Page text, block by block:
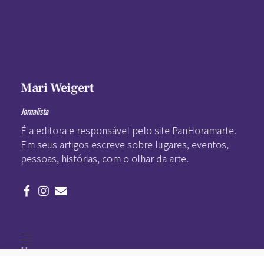
Mari Weigert
Jornalista
É a editora e responsável pelo site PanHoramarte.
Em seus artigos escreve sobre lugares, eventos,
pessoas, histórias, com o olhar da arte.
Home